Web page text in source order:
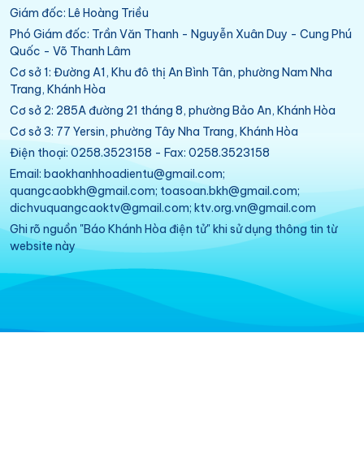
Giám đốc: Lê Hoàng Triều
Phó Giám đốc: Trần Văn Thanh - Nguyễn Xuân Duy - Cung Phú
Quốc - Võ Thanh Lâm
Cơ sở 1: Đường A1, Khu đô thị An Bình Tân, phường Nam Nha
Trang, Khánh Hòa
Cơ sở 2: 285A đường 21 tháng 8, phường Bảo An, Khánh Hòa
Cơ sở 3: 77 Yersin, phường Tây Nha Trang, Khánh Hòa
Điện thoại: 0258.3523158 - Fax: 0258.3523158
Email: baokhanhhoadientu@gmail.com;
quangcaobkh@gmail.com; toasoan.bkh@gmail.com;
dichvuquangcaoktv@gmail.com; ktv.org.vn@gmail.com
Ghi rõ nguồn "Báo Khánh Hòa điện tử" khi sử dụng thông tin từ
website này